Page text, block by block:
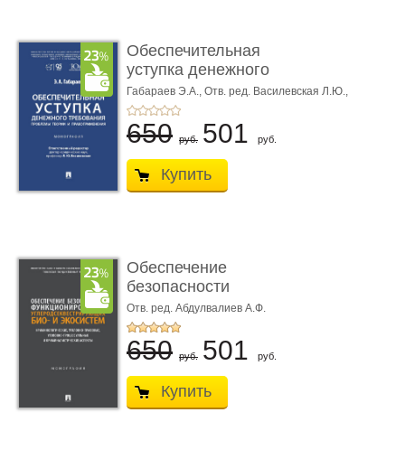
Обеспечительная
уступка денежного
требования ...
Габараев Э.А., Отв. ред. Василевская Л.Ю.,
вступ. сл. Каретина М.Г.
650 руб. 501 руб.
Купить
Обеспечение
безопасности
функционирования уг
...
Отв. ред. Абдулвалиев А.Ф.
650 руб. 501 руб.
Купить